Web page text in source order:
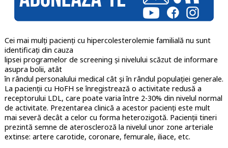
Cei mai mulți pacienți cu hipercolesterolemie familială nu sunt
identificați din cauza
lipsei programelor de screening și nivelului scăzut de informare
asupra bolii, atât
în rândul personalului medical cât și în rândul populației generale.
La pacienții cu HoFH se înregistrează o activitate redusă a
receptorului LDL, care poate varia între 2-30% din nivelul normal
de activitate. Prezentarea clinică a acestor pacienți este mult
mai severă decât a celor cu forma heterozigotă. Pacienții tineri
prezintă semne de ateroscleroză la nivelul unor zone arteriale
extinse: artere carotide, coronare, femurale, iliace, etc.